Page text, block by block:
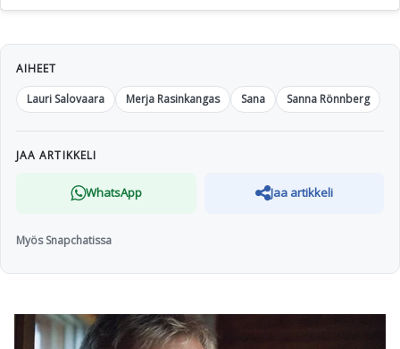
AIHEET
Lauri Salovaara
Merja Rasinkangas Sana Sanna Rönnberg
JAA ARTIKKELI
WhatsApp Jaa artikkeli
Myös Snapchatissa